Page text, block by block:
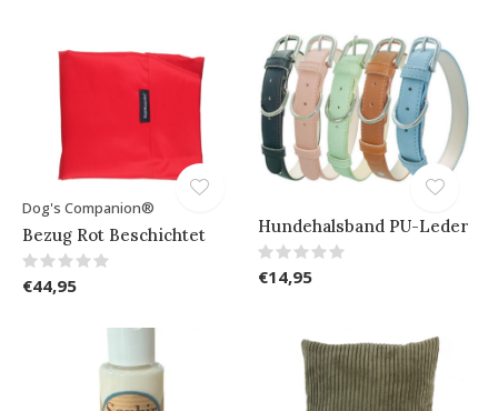
Dog's Companion®
Bezug Rot Beschichtet
€44,95
Hundehalsband PU-Leder
€14,95